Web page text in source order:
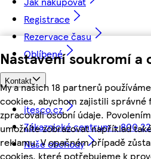
Nastavení soukromí a
My a našich 18 partnerů
cookies, abychom zajistili správné
zpracovali osobní údaje.
umožníte zobrazovat například
reklamu. V opačném případě
cookies, které potřebujeme k
Registrace
Rezervace času
Oblíbené
Kontakt
itesco.cz
Zákaznické centrum - 800
Naše obchody